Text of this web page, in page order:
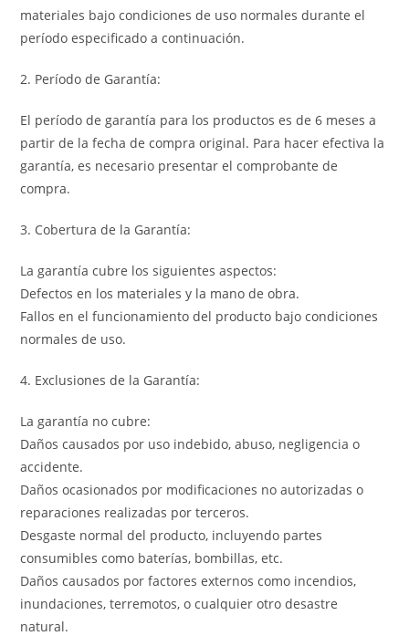
materiales bajo condiciones de uso normales durante el
período especificado a continuación.
2. Período de Garantía:
El período de garantía para los productos es de 6 meses a
partir de la fecha de compra original. Para hacer efectiva la
garantía, es necesario presentar el comprobante de
compra.
3. Cobertura de la Garantía:
La garantía cubre los siguientes aspectos:
Defectos en los materiales y la mano de obra.
Fallos en el funcionamiento del producto bajo condiciones
normales de uso.
4. Exclusiones de la Garantía:
La garantía no cubre:
Daños causados por uso indebido, abuso, negligencia o
accidente.
Daños ocasionados por modificaciones no autorizadas o
reparaciones realizadas por terceros.
Desgaste normal del producto, incluyendo partes
consumibles como baterías, bombillas, etc.
Daños causados por factores externos como incendios,
inundaciones, terremotos, o cualquier otro desastre
natural.